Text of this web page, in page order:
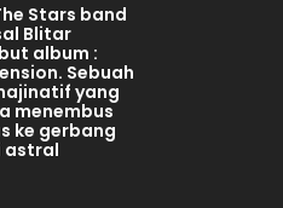
Stars band
Blitar
album :
Sebuah
yang
menembus
ke gerbang
astral